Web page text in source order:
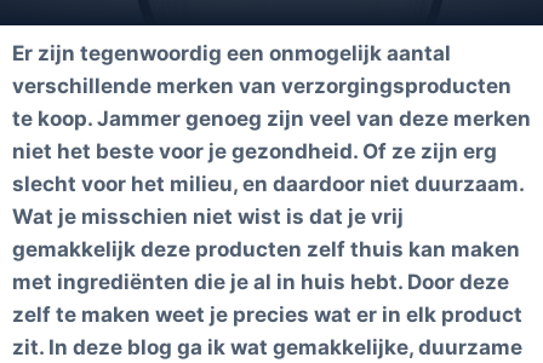
Er zijn tegenwoordig een onmogelijk aantal
verschillende merken van verzorgingsproducten
te koop. Jammer genoeg zijn veel van deze merken
niet het beste voor je gezondheid. Of ze zijn erg
slecht voor het milieu, en daardoor niet duurzaam.
Wat je misschien niet wist is dat je vrij
gemakkelijk deze producten zelf thuis kan maken
met ingrediënten die je al in huis hebt. Door deze
zelf te maken weet je precies wat er in elk product
zit. In deze blog ga ik wat gemakkelijke, duurzame